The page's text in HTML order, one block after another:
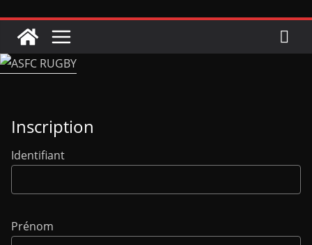
Inscription
Identifiant
Prénom